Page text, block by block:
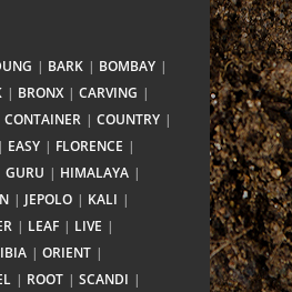
BARK
BOMBAY
BRONX
CARVING
CONTAINER
COUNTRY
EASY
FLORENCE
GURU
HIMALAYA
JEPOLO
KALI
LEAF
LIVE
ORIENT
ROOT
SCANDI